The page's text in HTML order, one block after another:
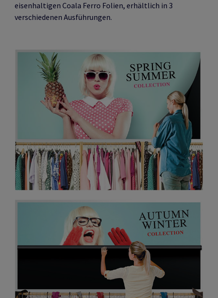
eisenhaltigen Coala Ferro Folien, erhältlich in 3
verschiedenen Ausführungen.